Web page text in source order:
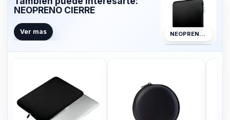
NEOPRENO CIERRE
Ver mas NEOPRENO CIERRE